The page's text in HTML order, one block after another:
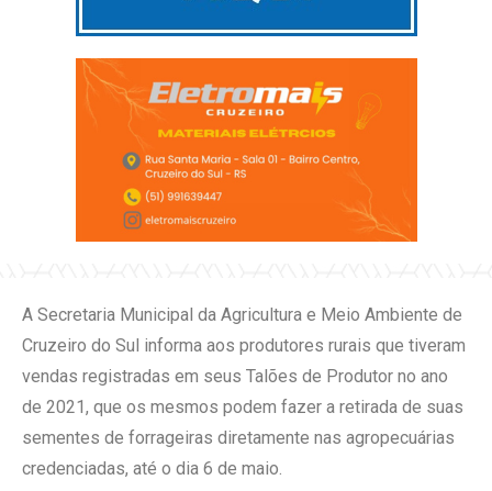
A Secretaria Municipal da Agricultura e Meio Ambiente de
Cruzeiro do Sul informa aos produtores rurais que tiveram
vendas registradas em seus Talões de Produtor no ano
de 2021, que os mesmos podem fazer a retirada de suas
sementes de forrageiras diretamente nas agropecuárias
credenciadas, até o dia 6 de maio.